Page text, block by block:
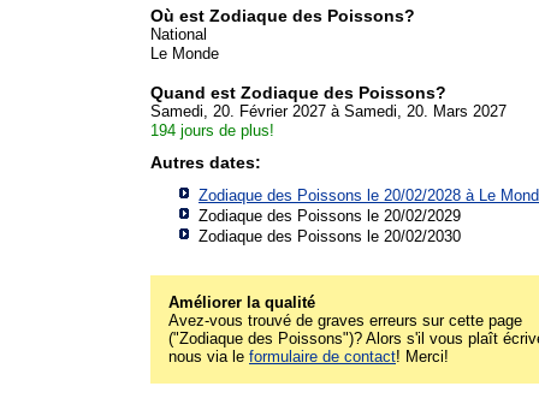
Où est Zodiaque des Poissons?
National
Le Monde
Quand est Zodiaque des Poissons?
Samedi, 20. Février 2027 à Samedi, 20. Mars 2027
194 jours de plus!
Autres dates:
Zodiaque des Poissons le 20/02/2028 à
Le
Zodiaque des Poissons le 20/02/2029
Zodiaque des Poissons le 20/02/2030
Améliorer la qualité
Avez-vous trouvé de graves erreurs sur cette page
("Zodiaque des Poissons")? Alors s'il vous plaît
nous via le formulaire de contact! Merci!